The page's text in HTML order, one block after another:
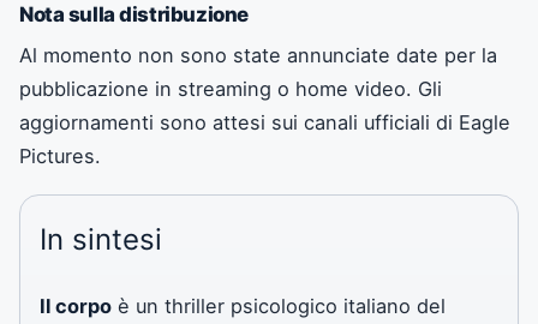
Nota sulla distribuzione
Al momento non sono state annunciate date per la
pubblicazione in streaming o home video. Gli
aggiornamenti sono attesi sui canali ufficiali di Eagle
Pictures.
In sintesi
Il corpo è un thriller psicologico italiano del